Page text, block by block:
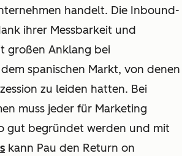
handelt. Die Inbound-
ihrer Messbarkeit und
großen Anklang bei
spanischen Markt, von denen
zu leiden hatten. Bei
muss jeder für Marketing
gut begründet werden und mit
kann Pau den Return on